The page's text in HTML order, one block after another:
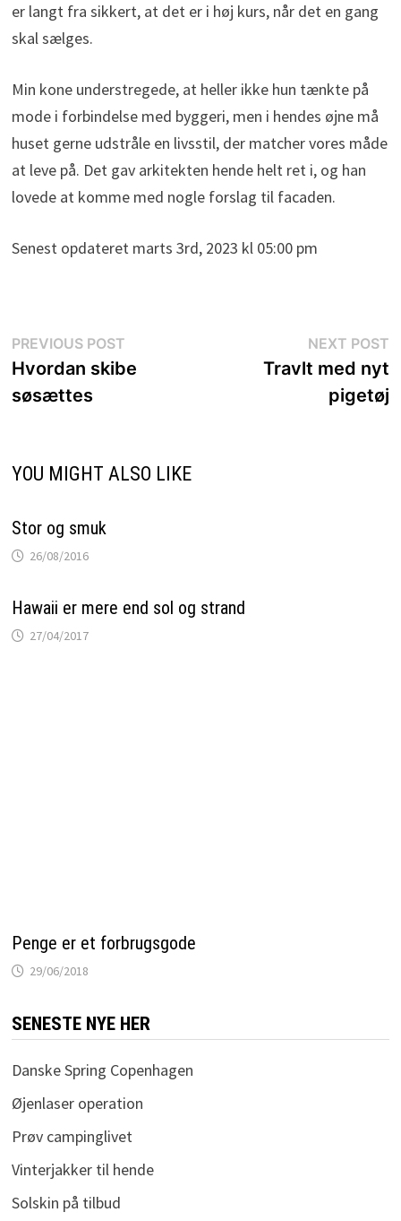
er langt fra sikkert, at det er i høj kurs, når det en gang
skal sælges.
Min kone understregede, at heller ikke hun tænkte på
mode i forbindelse med byggeri, men i hendes øjne må
huset gerne udstråle en livsstil, der matcher vores måde
at leve på. Det gav arkitekten hende helt ret i, og han
lovede at komme med nogle forslag til facaden.
Senest opdateret marts 3rd, 2023 kl 05:00 pm
Indlægsnavigation
PREVIOUS POSTPrevious
post:
Hvordan skibe
søsættes
NEXT POST
Travlt med nyt
pigetøj
YOU MIGHT ALSO LIKE
Stor og smuk
26/08/2016
Hawaii er mere end sol og strand
27/04/2017
Penge er et forbrugsgode
29/06/2018
SENESTE NYE HER
Danske Spring Copenhagen
Øjenlaser operation
Prøv campinglivet
Vinterjakker til hende
Solskin på tilbud